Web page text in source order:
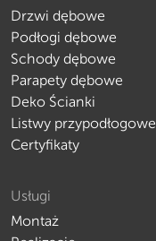
Drzwi dębowe
Podłogi dębowe
Schody dębowe
Parapety dębowe
Deko Ścianki
Listwy przypodłogowe
Certyfikaty
Usługi
Montaż